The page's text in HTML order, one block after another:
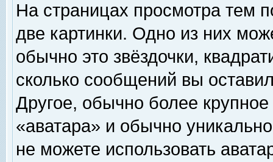
На страницах просмотра тем
две картинки. Одно из них
обычно это звёздочки,
сколько сообщений вы
Другое, обычно более
«аватара» и обычно
не можете использовать